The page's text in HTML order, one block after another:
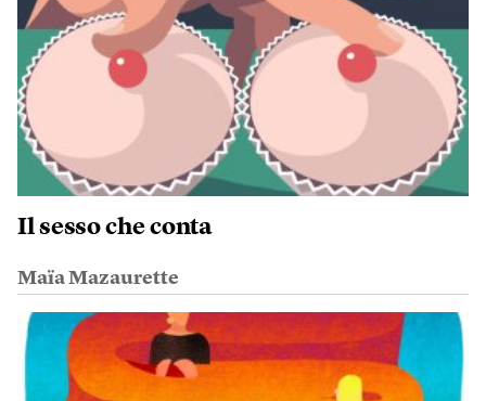
Il sesso che conta
Maïa Mazaurette